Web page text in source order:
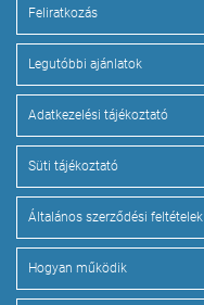
Feliratkozás
Legutóbbi ajánlatok
Adatkezelési tájékoztató
Süti tájékoztató
Általános szerződési feltételek
Hogyan működik